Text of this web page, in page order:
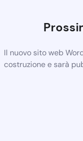
Il nuovo sito web
costruzione e sarà